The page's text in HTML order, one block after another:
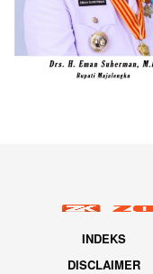
INDEKS
DISCLAIMER